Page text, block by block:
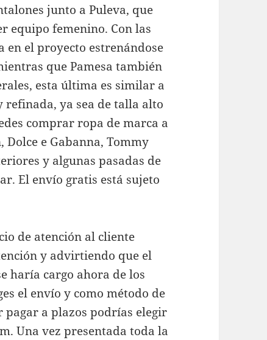
junto a Puleva, que
equipo femenino. Con las
en el proyecto estrenándose
que Pamesa también
esta última es similar a
refinada, ya sea de talla alto
comprar ropa de marca a
e Gabanna, Tommy
y algunas pasadas de
El envío gratis está sujeto
de atención al cliente
y advirtiendo que el
haría cargo ahora de los
el envío y como método de
pagar a plazos podrías elegir
Una vez presentada toda la